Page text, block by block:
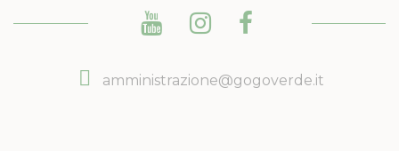
amministrazione@gogoverde.it